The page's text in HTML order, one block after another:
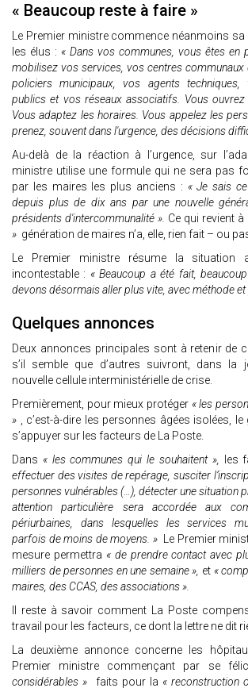
« Beaucoup reste à faire »
Le Premier ministre commence néanmoins sa
les élus : « Dans vos communes, vous êtes en
mobilisez vos services, vos centres communaux
policiers municipaux, vos agents techniques,
publics et vos réseaux associatifs. Vous
Vous adaptez les horaires. Vous appelez les
prenez, souvent dans l'urgence, des décisions
Au-delà de la réaction à l’urgence, sur
ministre utilise une formule qui ne sera pas
par les maires les plus anciens : « Je sais
depuis plus de dix ans par une nouvelle
présidents d'intercommunalité ». Ce qui revient à
» génération de maires n’a, elle, rien fait – ou
Le Premier ministre résume la situation
incontestable : « Beaucoup a été fait,
devons désormais aller plus vite, avec méthode
Quelques annonces
Deux annonces principales sont à retenir de
s’il semble que d’autres suivront, dans la
nouvelle cellule interministérielle de crise.
Premièrement, pour mieux protéger « les
» , c’est-à-dire les personnes âgées isolées,
s’appuyer sur les facteurs de La Poste.
Dans « les communes qui le souhaitent », les
effectuer des visites de repérage, susciter
personnes vulnérables (…), détecter une situation
attention particulière sera accordée aux
périurbaines, dans lesquelles les services
parfois de moins de moyens. » Le Premier
mesure permettra « de prendre contact avec
milliers de personnes en une semaine », et «
maires, des CCAS, des associations ».
Il reste à savoir comment La Poste
travail pour les facteurs, ce dont la lettre ne dit
La deuxième annonce concerne les
Premier ministre commençant par se
considérables »
faits pour la « reconstruction